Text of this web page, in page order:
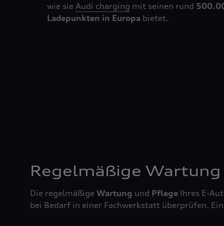
wie sie Audi charging mit seinen rund
Ladepunkten in Europa bietet.
Regelmäßige
Die regelmäßige Wartung und Pflege Ihres E-
bei Bedarf in einer Fachwerkstatt überprüfen.